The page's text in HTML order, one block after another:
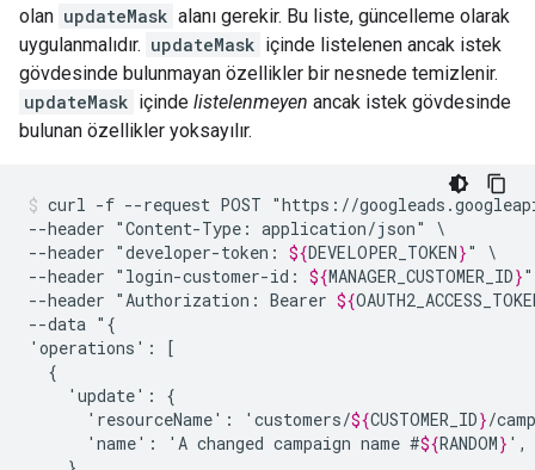
olan updateMask alanı gerekir. Bu liste, güncelleme olarak
uygulanmalıdır. updateMask içinde listelenen ancak istek
gövdesinde bulunmayan özellikler bir nesnede temizlenir.
updateMask içinde listelenmeyen ancak istek gövdesinde
bulunan özellikler yoksayılır.
curl -f --request POST "https://
--header "Content-Type: application/json"
\
--header "developer-token: ${DEVELOPER_TOKEN}"
\
--header "login-customer-id: ${MANAGER_CUSTOMER_ID}"
--header "Authorization: Bearer ${
--data "{
'operations':
'update':
'resourceName':
'customers/${CUSTOMER_ID}/
'name':
'A changed campaign name #${RANDOM}